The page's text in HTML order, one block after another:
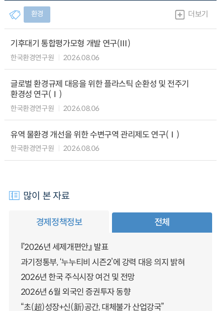
환경 더보기
기후대기 통합평가모형 개발 연구(Ⅲ)
한국환경연구원 2026.08.06
글로벌 환경규제 대응을 위한 플라스틱 순환성 및 전주기
환경성 연구(Ⅰ)
한국환경연구원 2026.08.06
유역 물환경 개선을 위한 수변구역 관리제도 연구(Ⅰ)
한국환경연구원 2026.08.06
많이 본 자료
경제정책정보 전체
『2026년 세제개편안』 발표
과기정통부, ‘누누티비 시즌2’에 강력 대응 의지 밝혀
2026년 한국 주식시장 여건 및 전망
2026년 6월 외국인 증권투자 동향
“초(超)성장+신(新)공간, 대체불가 산업강국”